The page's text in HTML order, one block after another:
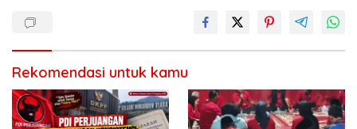
Rekomendasi untuk kamu